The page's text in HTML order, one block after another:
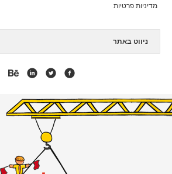
מדיניות פרטיות
ניווט באתר
אנימציה